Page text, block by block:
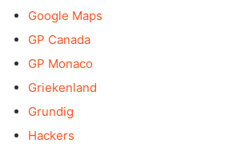
Google Maps
GP Canada
GP Monaco
Griekenland
Grundig
Hackers